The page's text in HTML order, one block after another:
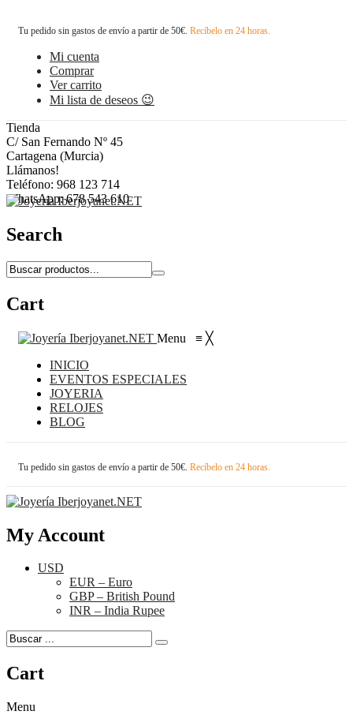
Tu pedido sin gastos de envío a partir de 50€. Recíbelo en 24 horas.
Mi cuenta
Comprar
Ver carrito
Mi lista de deseos 😉
Tienda
C/ San Fernando Nº 45
Cartagena (Murcia)
Llámanos!
Teléfono: 968 123 714
WhatsApp: 678 543 610
Search
Cart
Menu ≡ ╳
INICIO
EVENTOS ESPECIALES
JOYERIA
RELOJES
BLOG
Tu pedido sin gastos de envío a partir de 50€. Recíbelo en 24 horas.
My Account
USD
EUR – Euro
GBP – British Pound
INR – India Rupee
Cart
Menu